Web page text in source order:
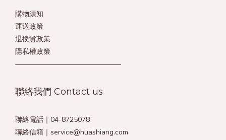
購物須知
運送政策
退換貨政策
隱私權政策
———————————————
聯絡我們 Contact us
聯絡電話｜04-8725078
聯絡信箱｜service@huashiang.com